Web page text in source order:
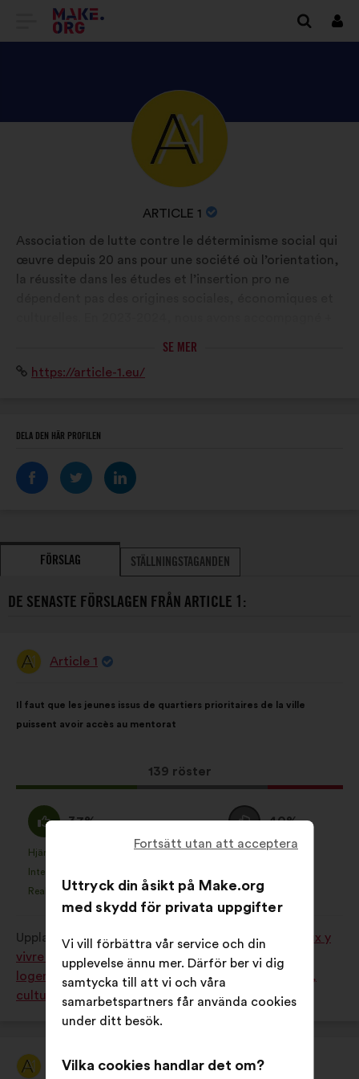
GÅ
FÖRSTASIDAN
MAKE.ORG
in
UTFORSKA
ARTICLE
1S
PROFIL
ORGANISATIONENS
NAMN:
ARTICLE 1
Bakgrund:
Association de lutte contre le déterminisme social qui
œuvre depuis 20 ans pour une société où l’orientation,
la réussite dans les études et l’insertion pro ne
Présents sur l'ensemble du territoire français, y
SE MER
Webbplats:
https://article-1.eu/
DELA DEN HÄR PROFILEN
FÖRSLAG STÄLLNINGSTAGANDEN
DE SENASTE FÖRSLAGEN FRÅN ARTICLE 1:
Förslag
Article 1
i
förslaget:
Il faut que les jeunes issus de quartiers prioritaires de la ville
puissent avoir accès au mentorat
Det
här
fått:
139 röster
på:
Jag
håller
med
:
37%
förslaget
betecknats
som:
Hjärtefråga
:gånger
Intetsägande
:gånger
Realistiskt
: 12
gånger
Jag
neutral
40%
här
förslaget
betecknats
som:
Ingen åsikt
Jag bryr mig inte
:gånger
Upplagt i
Comment améliorer nos villes pour mieux y
vivre ensemble ? (solidarité, lien social, sécurité,
logement, transport accessibilité, environnement,
culture, sport)
Förslag
Article 1
Fortsätt utan att acceptera
Uttryck din åsikt på Make.org
med skydd för privata uppgifter
Vi vill förbättra vår service och din
upplevelse ännu mer. Därför ber vi dig
samtycka till att vi och våra
samarbetspartners får använda cookies
under ditt besök.
Vilka cookies handlar det om?